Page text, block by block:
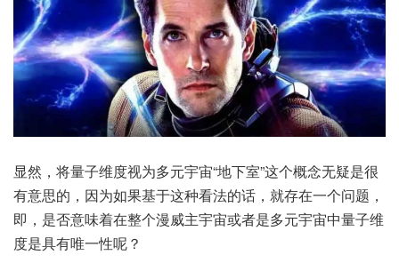
显然，将量子维度视为多元宇宙“地下室”这个概念无疑是很
有意思的，因为如果基于这种看法的话，就存在一个问题，
即，是否意味着在整个漫威主宇宙或者是多元宇宙中量子维
度是具有唯一性呢？